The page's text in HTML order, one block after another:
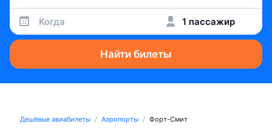
Когда 1 пассажир
Найти билеты
Дешёвые авиабилеты Аэропорты Форт-Смит